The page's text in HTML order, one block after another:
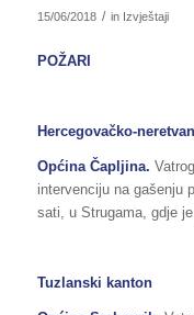
15/06/2018 / in Izvještaji
POŽARI
Hercegovačko-
Općina Čapljina.
intervenciju na gašenju
sati, u Strugama, gdje
Tuzlanski kanton